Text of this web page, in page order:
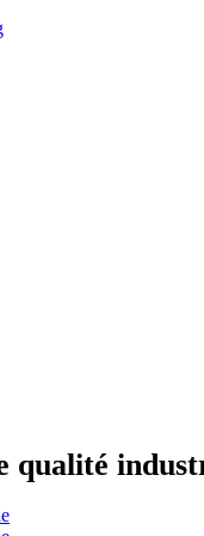
qualité